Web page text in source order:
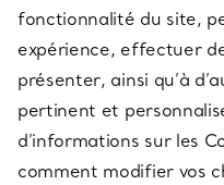
À PROPOS
QUESTIONS LÉGALES
fonctionnalité du site,
expérience, effectuer
présenter, ainsi qu’à
pertinent et
d’informations sur les
comment modifier vos